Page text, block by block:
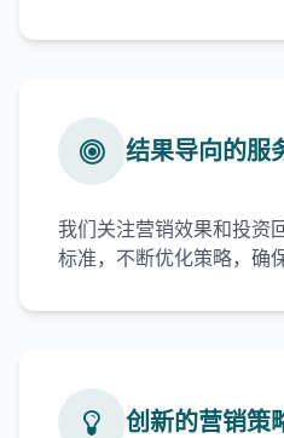
结果导向的服
我们关注营销效果和投资
标准，不断优化策略，确
创新的营销策